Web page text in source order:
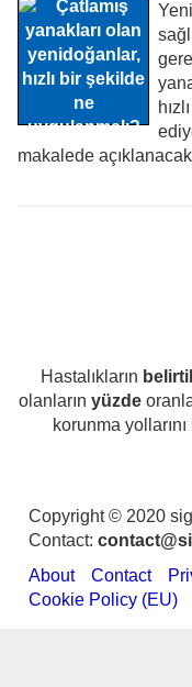
makalede
Hastalıkların
olanların yüzde
korunma
Copyright © 2020
Contact:
About
Contact
Cookie Policy (EU)